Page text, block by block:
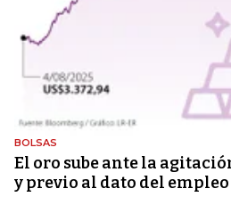
BOLSAS
El oro sube ante la
y previo al dato del empleo